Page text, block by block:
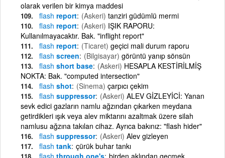
olarak verilen bir kimya maddesi
flash report (Askeri) tanziri güdümlü mermi
flash report (Askeri) IŞIK RAPORU:
Kullanılmayacaktır. Bak. "inflight report"
flash report (Ticaret) geçici mali durum raporu
flash screen (Bilgisayar) görüntü yanıp sönsün
flash short base (Askeri) HESAPLA KESTİRİLMİŞ
NOKTA: Bak. "computed intersection"
flash shot (Sinema) çarpıcı çekim
flash suppressor (Askeri) ALEV GİZLEYİCİ: Yanan
sevk edici gazların namlu ağzından çıkarken meydana
getirdikleri ışık veya alev miktarını azaltmak üzere silah
namlusu ağzına takılan cihaz. Ayrıca bakınız: "flash hider"
flash suppressor (Askeri) Alev gizleyen
flash tank çürük buhar tankı
flash through one's birden aklından geçmek